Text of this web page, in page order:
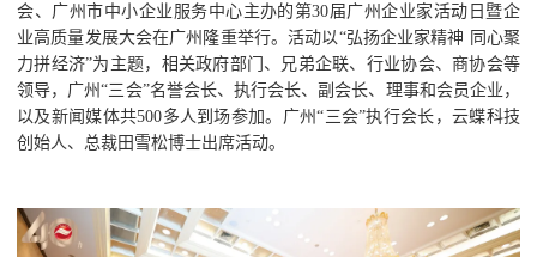
会、广州市中小企业服务中心主办的第30届广州企业家活动日暨企
业高质量发展大会在广州隆重举行。活动以“弘扬企业家精神 同心聚
力拼经济”为主题，相关政府部门、兄弟企联、行业协会、商协会等
领导，广州“三会”名誉会长、执行会长、副会长、理事和会员企业，
以及新闻媒体共500多人到场参加。广州“三会”执行会长，云蝶科技
创始人、总裁田雪松博士出席活动。